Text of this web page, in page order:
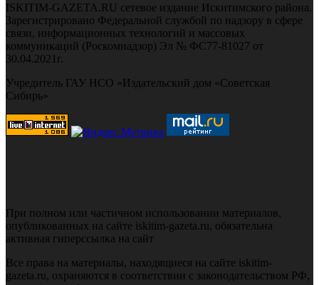
ISKITIM-GAZETA.RU сетевое издание Искитимского района.
Зарегистрировано Федеральной службой по надзору в сфере
связи, информационных технологий и массовых
коммуникаций (Роскомнадзор) Эл № ФС77-81027 от
30.04.2021г.
Учредитель ГАУ НСО «Издательский дом «Советская
Сибирь»
При полном или частичном использовании материалов,
опубликованных на сайте iskitim-gazeta.ru, обязательна
активная гиперссылка на сайт
Все права на материалы, находящиеся на сайте iskitim-
gazeta.ru, охраняются в соответствии с законодательством РФ,